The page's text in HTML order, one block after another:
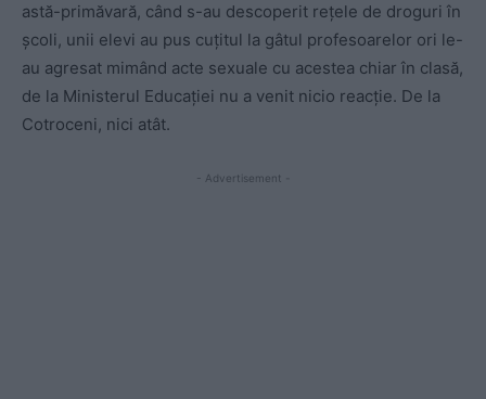
astă-primăvară, când s-au descoperit rețele de droguri în
școli, unii elevi au pus cuțitul la gâtul profesoarelor ori le-
au agresat mimând acte sexuale cu acestea chiar în clasă,
de la Ministerul Educației nu a venit nicio reacție. De la
Cotroceni, nici atât.
- Advertisement -